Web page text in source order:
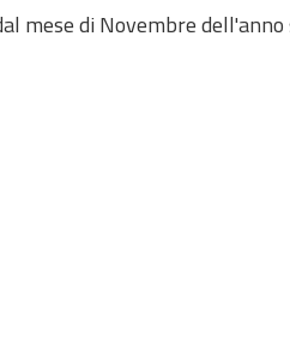
mese di Novembre dell'anno